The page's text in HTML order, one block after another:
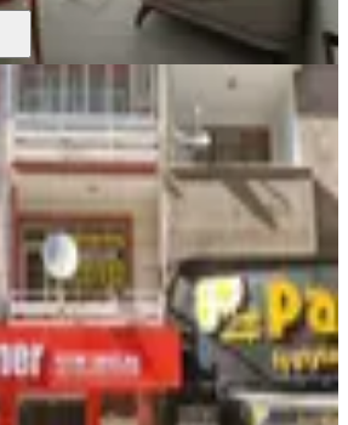
Kalbinde Satılık Daire: Vali
Bey Caddesinde 3+1
Nail Bey Mahallesi
150 m²·2. Kat·05.08.2026
₺
Emre Ertan